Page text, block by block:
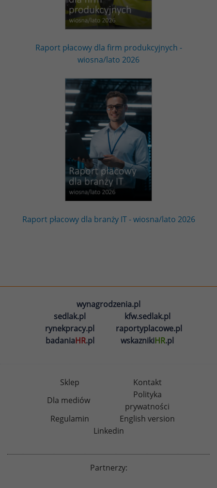
Raport płacowy dla firm produkcyjnych -
wiosna/lato 2026
Raport płacowy dla branży IT - wiosna/lato 2026
wynagrodzenia.pl
sedlak.pl
kfw.sedlak.pl
rynekpracy.pl
raportyplacowe.pl
badaniaHR.pl wskaznikiHR.pl
Sklep
Kontakt
Dla mediów
Polityka
prywatności
Regulamin
English version
Linkedin
Partnerzy: